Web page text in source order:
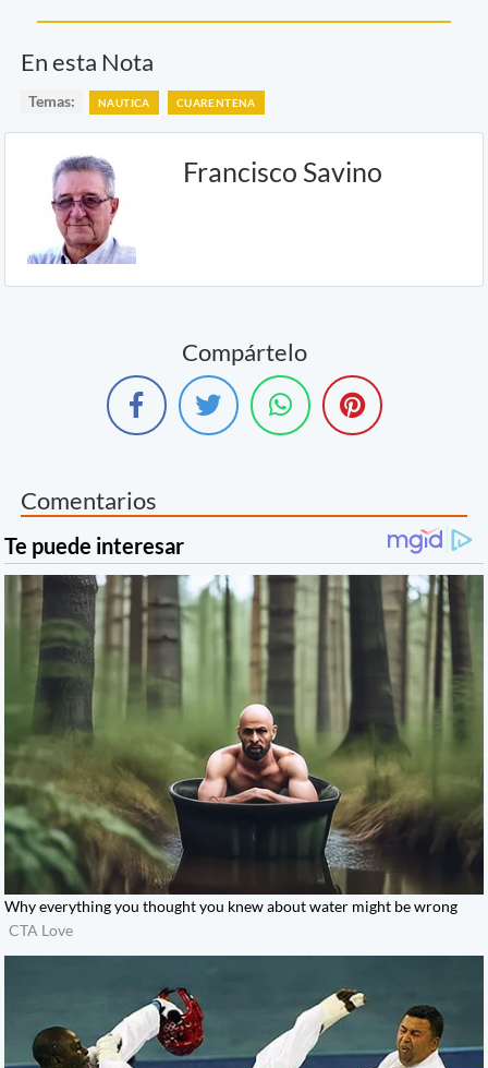
En esta Nota
Temas: NAUTICA CUARENTENA
Francisco Savino
Compártelo
Comentarios